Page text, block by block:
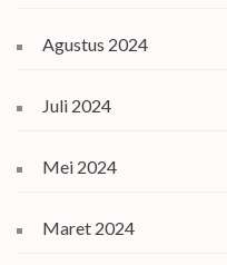
Agustus 2024
Juli 2024
Mei 2024
Maret 2024